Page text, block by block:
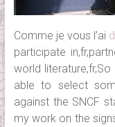
Comme je vous l’ai
participate
world
able to select
against the SNCF
my work on the